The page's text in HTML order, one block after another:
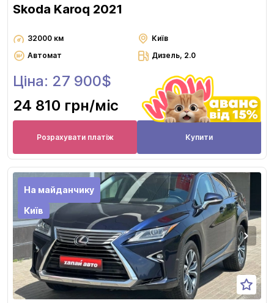
Skoda Karoq 2021
32000 км
Київ
Автомат
Дизель, 2.0
Ціна: 27 900$
24 810 грн/міс
Розрахувати платіж Купити
На майданчику
Київ